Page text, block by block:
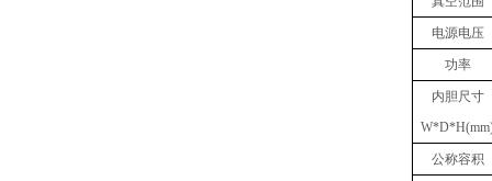
电源电压
功率
内胆尺寸
W*D*
公称容积